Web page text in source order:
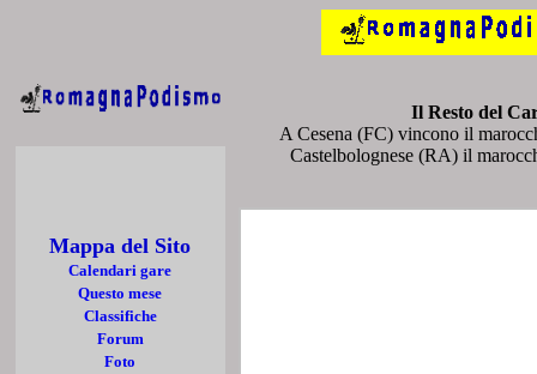
Il Resto del
A Cesena (FC) vincono il
Castelbolognese (RA) il
Mappa del Sito
Calendari gare
Questo mese
Classifiche
Forum
Foto